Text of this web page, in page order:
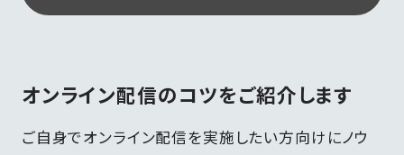
オンライン配信のコツをご紹介します
ご自身でオンライン配信を実施したい方向けにノウ